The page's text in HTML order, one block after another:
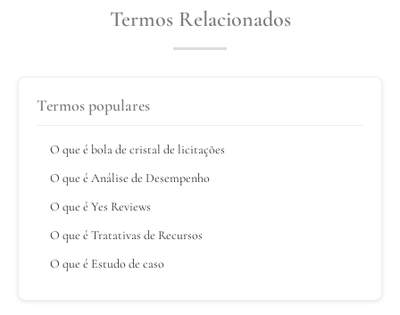
Termos Relacionados
Termos populares
O que é bola de cristal de licitações
O que é Análise de Desempenho
O que é Yes Reviews
O que é Tratativas de Recursos
O que é Estudo de caso